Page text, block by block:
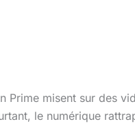
Prime misent sur des
le numérique